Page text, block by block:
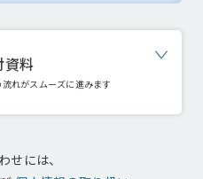
資料
れがスムーズに進みます
せには、